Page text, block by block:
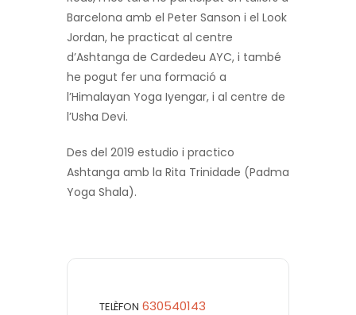
Barcelona amb el Peter Sanson i el Look
Jordan, he practicat al centre
d’Ashtanga de Cardedeu AYC, i també
he pogut fer una formació a
l’Himalayan Yoga Iyengar, i al centre de
l’Usha Devi.
Des del 2019 estudio i practico
Ashtanga amb la Rita Trinidade (Padma
Yoga Shala).
TELÈFON 630540143